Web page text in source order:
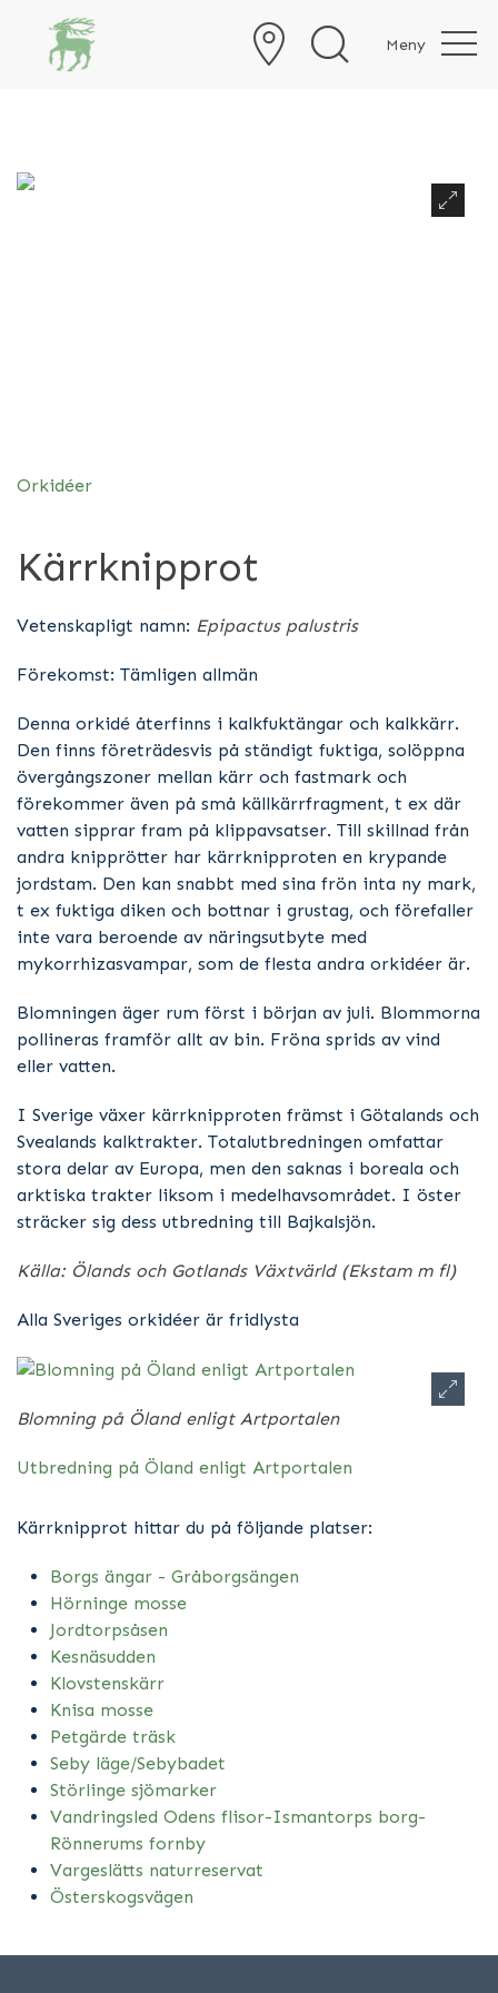
Meny
Orkidéer
Kärrknipprot
Vetenskapligt namn: Epipactus palustris
Förekomst: Tämligen allmän
Denna orkidé återfinns i kalkfuktängar och kalkkärr.
Den finns företrädesvis på ständigt fuktiga, solöppna
övergångszoner mellan kärr och fastmark och
förekommer även på små källkärrfragment, t ex där
vatten sipprar fram på klippavsatser. Till skillnad från
andra knipprötter har kärrknipproten en krypande
jordstam. Den kan snabbt med sina frön inta ny mark,
t ex fuktiga diken och bottnar i grustag, och förefaller
inte vara beroende av näringsutbyte med
mykorrhizasvampar, som de flesta andra orkidéer är.
Blomningen äger rum först i början av juli. Blommorna
pollineras framför allt av bin. Fröna sprids av vind
eller vatten.
I Sverige växer kärrknipproten främst i Götalands och
Svealands kalktrakter. Totalutbredningen omfattar
stora delar av Europa, men den saknas i boreala och
arktiska trakter liksom i medelhavsområdet. I öster
sträcker sig dess utbredning till Bajkalsjön.
Källa: Ölands och Gotlands Växtvärld (Ekstam m fl)
Alla Sveriges orkidéer är fridlysta
Blomning på Öland enligt Artportalen
Utbredning på Öland enligt Artportalen
Kärrknipprot hittar du på följande platser:
Borgs ängar - Gråborgsängen
Hörninge mosse
Jordtorpsåsen
Kesnäsudden
Klovstenskärr
Knisa mosse
Petgärde träsk
Seby läge/Sebybadet
Störlinge sjömarker
Vandringsled Odens flisor-Ismantorps borg-
Rönnerums fornby
Vargeslätts naturreservat
Österskogsvägen